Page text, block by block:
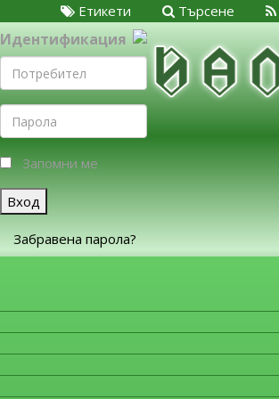
Търсене
Етикети
Идентификация
Запомни ме
Вход
Забравена парола?